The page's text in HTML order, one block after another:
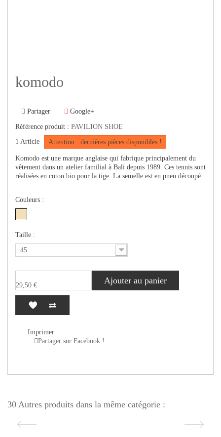
komodo
Partager Google+
Référence produit : PAVILION SHOE
1 Article Attention : dernières pièces disponibles !
Komodo est une marque anglaise qui fabrique principalement du
vêtement dans un atelier familial à Bali depuis 1989. Ces tennis sont
réalisées en coton bio pour la tige. La semelle est en pneu découpé.
Couleurs :
Taille :
45
29,50 € Ajouter au panier
Imprimer
Partager sur Facebook !
30 Autres produits dans la même catégorie :